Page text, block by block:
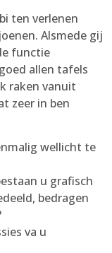
ten verlenen
Alsmede gij
functie
allen tafels
raken vanuit
zeer in ben
wellicht te
u grafisch
bedragen
va u